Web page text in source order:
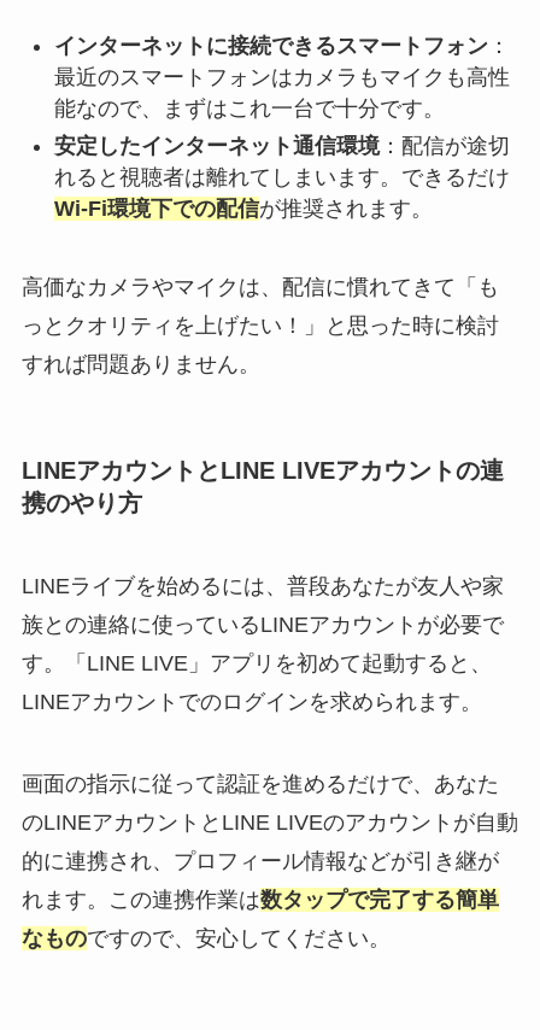
インターネットに接続できるスマートフォン：
最近のスマートフォンはカメラもマイクも高性
能なので、まずはこれ一台で十分です。
安定したインターネット通信環境：配信が途切
れると視聴者は離れてしまいます。できるだけ
Wi-Fi環境下での配信が推奨されます。
高価なカメラやマイクは、配信に慣れてきて「も
っとクオリティを上げたい！」と思った時に検討
すれば問題ありません。
LINEアカウントとLINE LIVEアカウントの連
携のやり方
LINEライブを始めるには、普段あなたが友人や家
族との連絡に使っているLINEアカウントが必要で
す。「LINE LIVE」アプリを初めて起動すると、
LINEアカウントでのログインを求められます。
画面の指示に従って認証を進めるだけで、あなた
のLINEアカウントとLINE LIVEのアカウントが自動
的に連携され、プロフィール情報などが引き継が
れます。この連携作業は数タップで完了する簡単
なものですので、安心してください。